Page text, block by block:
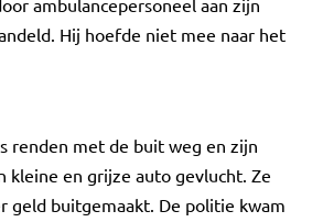
ambulancepersoneel aan zijn
Hij hoefde niet mee naar het
renden met de buit weg en zijn
kleine en grijze auto gevlucht. Ze
geld buitgemaakt. De politie kwam